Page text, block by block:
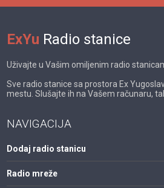
ExYu Radio stanice
Uživajte u Vašim omiljenim radio
Sve radio stanice sa prostora Ex
mestu. Slušajte ih na Vašem računaru,
NAVIGACIJA
Dodaj radio stanicu
Radio mreže